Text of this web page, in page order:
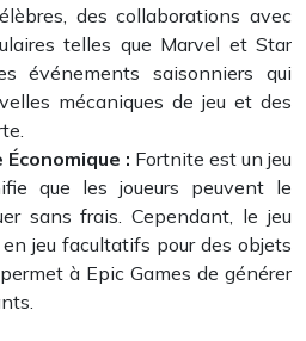
des collaborations avec
telles que Marvel et Star
événements saisonniers qui
mécaniques de jeu et des
: Fortnite est un jeu
que les joueurs peuvent le
sans frais. Cependant, le jeu
jeu facultatifs pour des objets
à Epic Games de générer